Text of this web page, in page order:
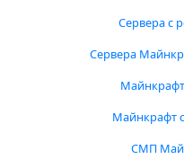
Сервера с
Сервера
Майнкрафт
СМП